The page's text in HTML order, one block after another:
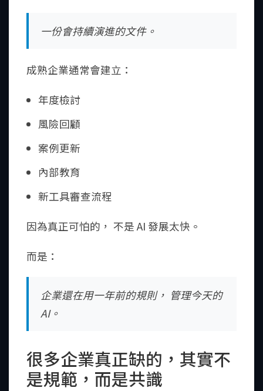
一份會持續演進的文件。
成熟企業通常會建立：
年度檢討
風險回顧
案例更新
內部教育
新工具審查流程
因為真正可怕的， 不是 AI 發展太快。
而是：
企業還在用一年前的規則， 管理今天的
AI。
很多企業真正缺的，其實不
是規範，而是共識